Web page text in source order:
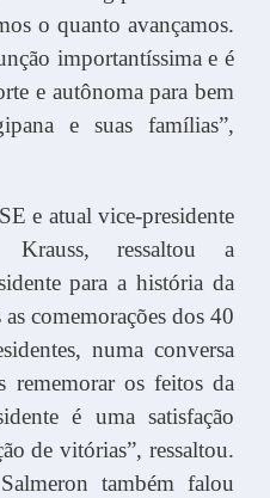
o quanto avançamos.
importantíssima e é
e autônoma para bem
e suas famílias”,
e atual vice-presidente
ressaltou a
para a história da
comemorações dos 40
numa conversa
rememorar os feitos da
é uma satisfação
de vitórias”, ressaltou.
também falou